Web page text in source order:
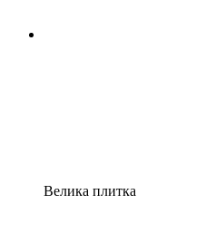
Велика плитка